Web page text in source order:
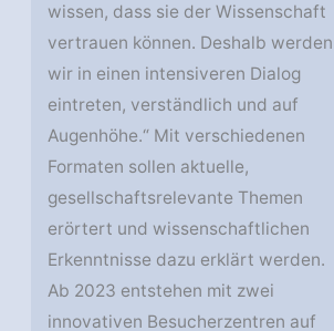
wissen, dass sie der Wissenschaft
vertrauen können. Deshalb werden
wir in einen intensiveren Dialog
eintreten, verständlich und auf
Augenhöhe.“ Mit verschiedenen
Formaten sollen aktuelle,
gesellschaftsrelevante Themen
erörtert und wissenschaftlichen
Erkenntnisse dazu erklärt werden.
Ab 2023 entstehen mit zwei
innovativen Besucherzentren auf